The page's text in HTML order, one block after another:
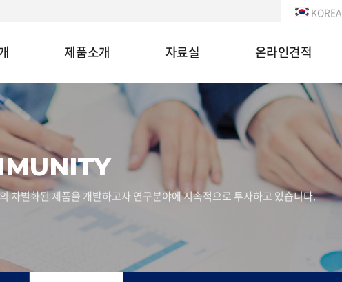
KOREA
제품소개 자료실 온라인견적
차별화된 제품을 개발하고자 연구분야에 지속적으로 투자하고 있습니다.